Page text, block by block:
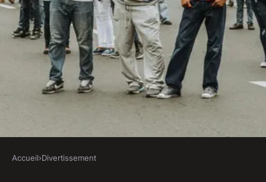
Accueil›Divertissement